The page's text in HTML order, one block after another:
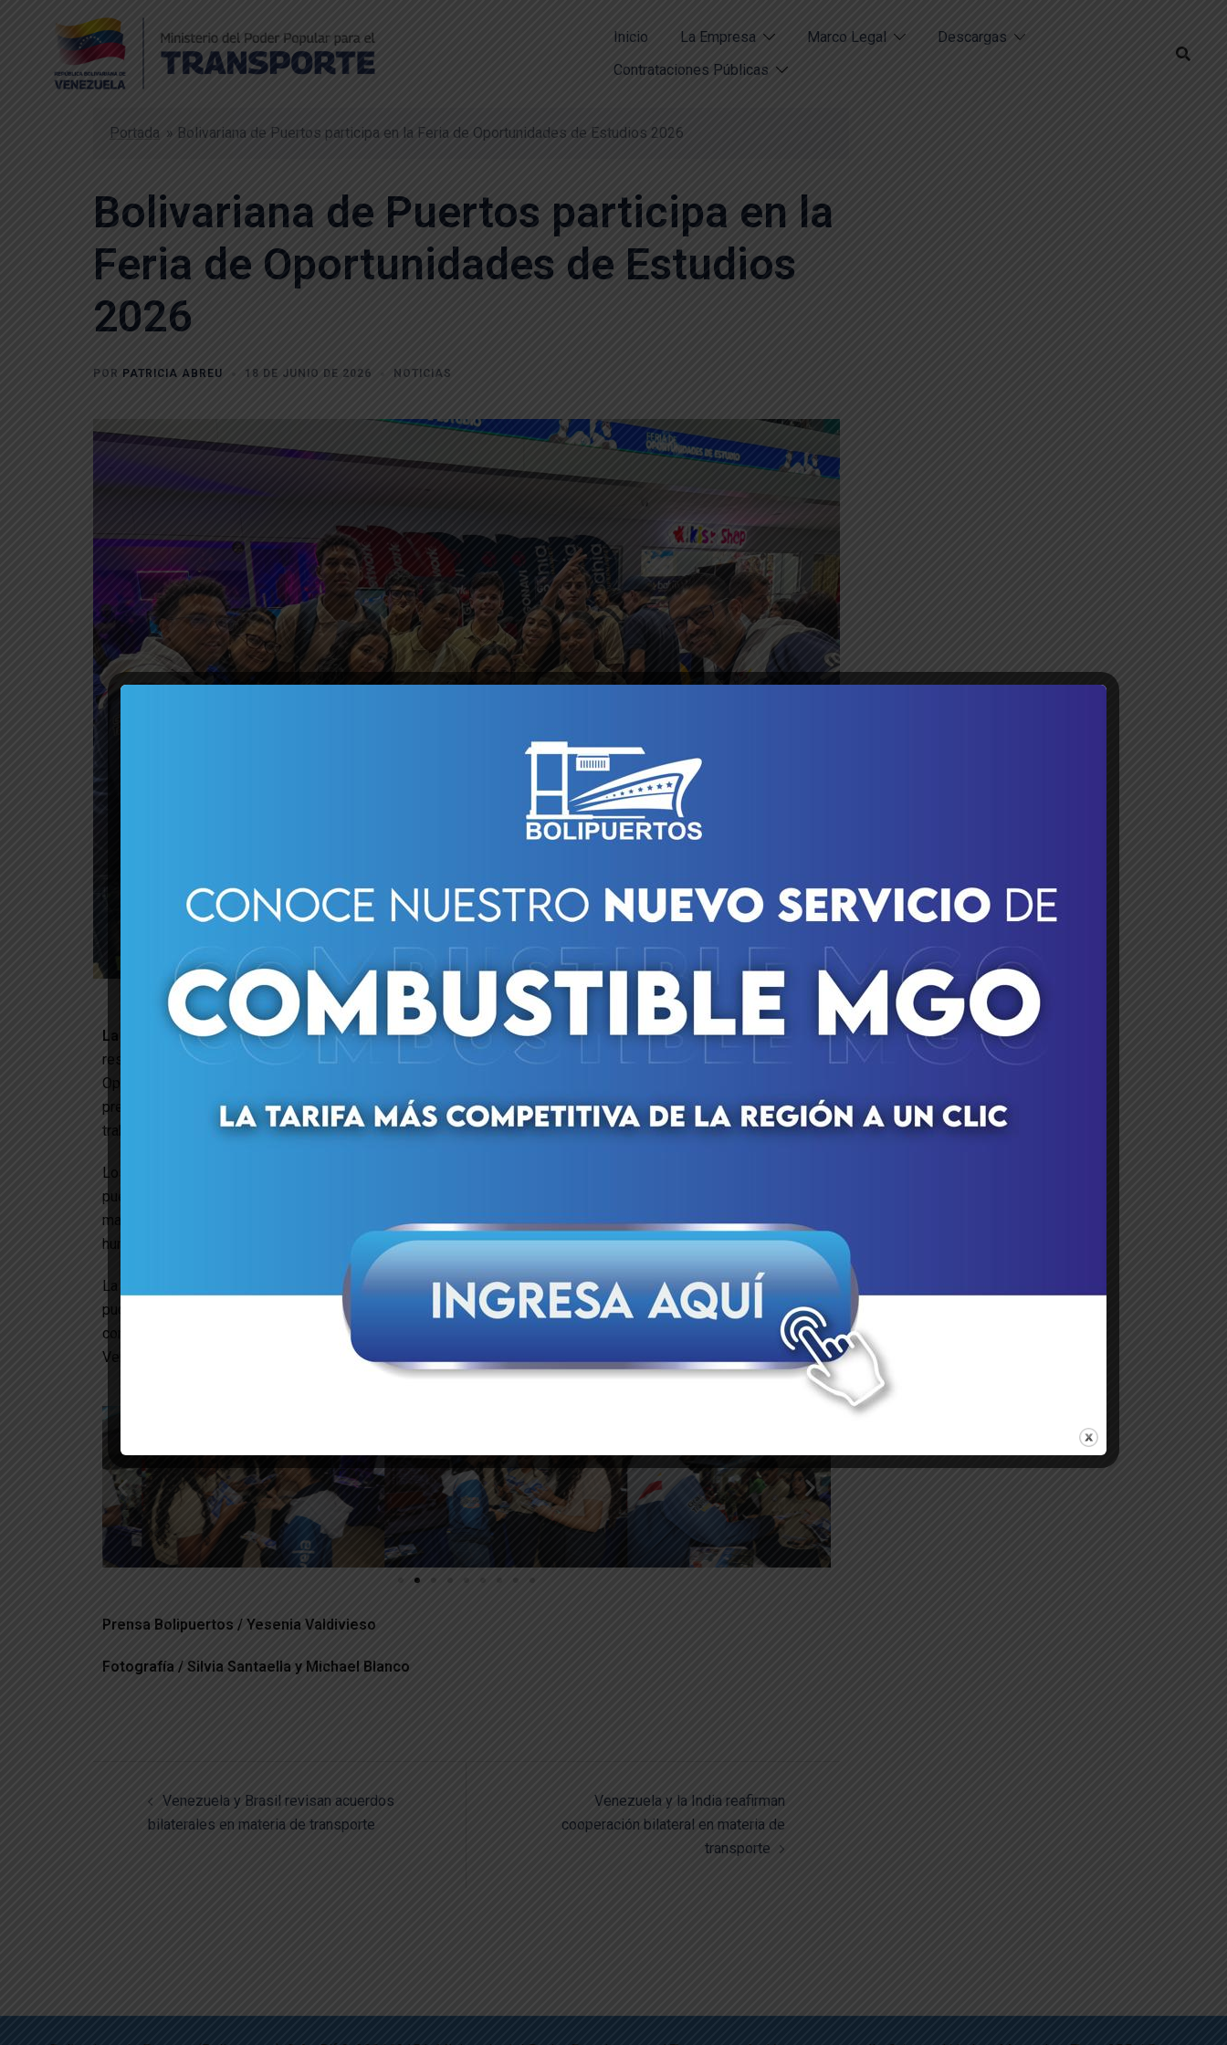
Inicio La Empresa Marco Legal
Descargas
Contrataciones Públicas
Portada » Bolivariana de Puertos participa en la Feria de Oportunidades de Estudios 2026
Bolivariana de Puertos participa en la
Feria de Oportunidades de Estudios
2026
POR PATRICIA ABREU 18 DE JUNIO DE 2026 NOTICIAS
La Guaira, 19/06/2026.-En el marco de la iniciativa impulsada por el Sistema Nacional de Ingreso y con el
respaldo de la Gobernación del estado La Guaira, Bolivariana de Puertos (Bolipuertos) participó en la Feria de
Oportunidades de Estudio realizada en el Estadio “Jorge Luis García Carneiro”. Durante el evento, la empresa
presentó a los bachilleres de la entidad los perfiles profesionales necesarios para integrarse a su equipo de
trabajo.
Los estudiantes tuvieron la oportunidad de conocer, de primera mano, el campo laboral y académico donde
pueden desempeñar sus especialidades. Como empresa estratégica, Bolipuertos ofrece servicios integrales de
manejo de carga y atención a buques, garantizando eficiencia y seguridad operativa, sin dejar atrás su enfoque
humanista, promoviendo el crecimiento profesional y el bienestar integral de sus trabajadores.
La jornada se convirtió en un espacio de aprendizaje fundamental para el futuro de la nación. Los bachilleres
pudieron explorar la dinámica logística de la Terminal Especializada de Contenedores del puerto de La Guaira,
conociendo de cerca una de las innovaciones tecnológicas más relevantes en materia comercial y portuaria de
Venezuela en los últimos años.
Prensa Bolipuertos / Yesenia Valdivieso
Fotografía / Silvia Santaella y Michael Blanco
Venezuela y Brasil revisan acuerdos
bilaterales en materia de transporte
Venezuela y la India reafirman
cooperación bilateral en materia de
transporte